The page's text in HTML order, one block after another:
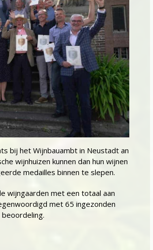
bij het Wijnbauambt in Neustadt an
wijnhuizen kunnen dan hun wijnen
medailles binnen te slepen.
wijngaarden met een totaal aan
met 65 ingezonden